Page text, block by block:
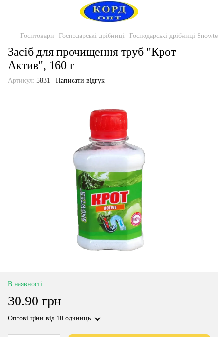
Госптовари Господарські дрібниці Господарські дрібниці
Засіб для прочищення труб "Крот
Актив", 160 г
Артикул: 5831 Написати відгук
В наявності
30.90 грн
Оптові ціни від 10 одиниць